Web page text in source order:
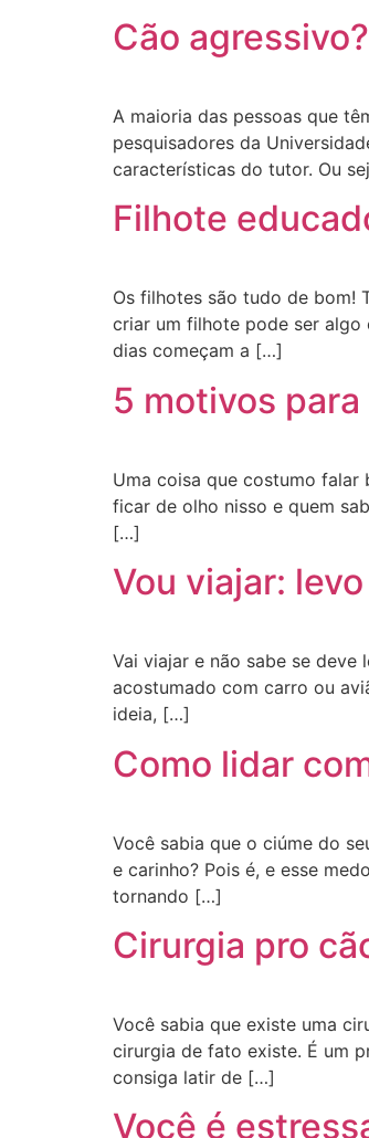
Cão
A maioria das pessoas que
pesquisadores da
características do tutor. Ou
Filhote
Os filhotes são tudo de bom!
criar um filhote pode ser algo
dias começam a […]
5 motivos
Uma coisa que costumo
ficar de olho nisso e quem
[…]
Vou viajar:
Vai viajar e não sabe se deve
acostumado com carro ou
ideia, […]
Como lidar
Você sabia que o ciúme do
e carinho? Pois é, e esse
tornando […]
Cirurgia pro
Você sabia que existe uma
cirurgia de fato existe. É um
consiga latir de […]
Você é